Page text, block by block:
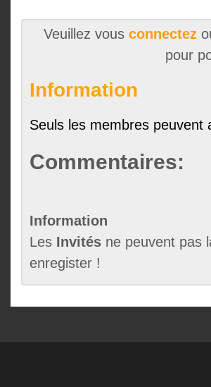
Veuillez vous connectez
pour
Information
Seuls les membres peuvent
Commentaires:
Information
Les Invités ne peuvent pas
enregister !